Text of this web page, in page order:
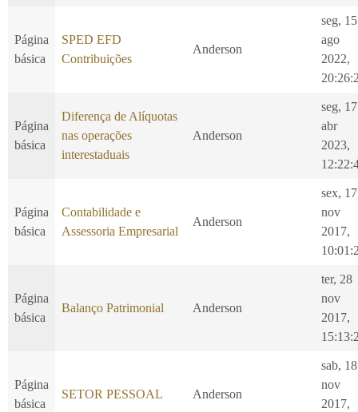
Página
básica
SPED EFD
Contribuições
Anderson
seg, 15
ago
2022,
Página
básica
Diferença de Alíquotas
nas operações
interestaduais
Anderson
seg, 17
abr
2023,
Página
básica
Contabilidade e
Assessoria Empresarial
Anderson
sex, 17
nov
2017,
Página
básica
Balanço Patrimonial Anderson
ter, 28
nov
2017,
Página
básica
SETOR PESSOAL Anderson
sab, 18
nov
2017,